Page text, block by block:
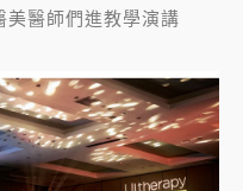
美醫師們進教學演講